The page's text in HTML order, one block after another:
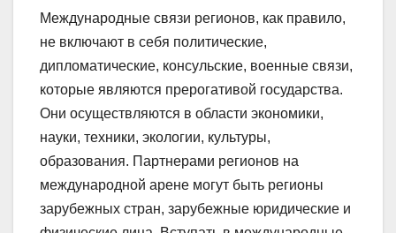
Международные связи регионов, как правило,
не включают в себя политические,
дипломатические, консульские, военные связи,
которые являются прерогативой государства.
Они осуществляются в области экономики,
науки, техники, экологии, культуры,
образования. Партнерами регионов на
международной арене могут быть регионы
зарубежных стран, зарубежные юридические и